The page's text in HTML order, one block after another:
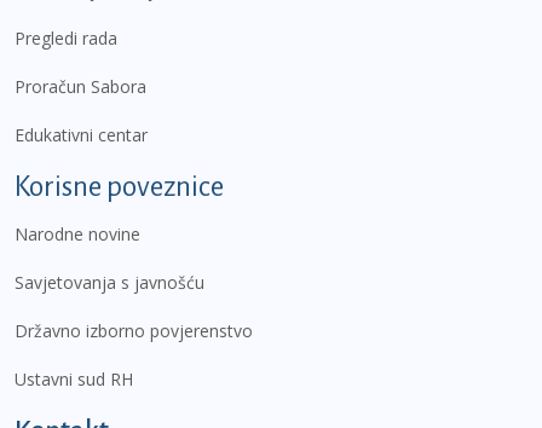
Pregledi rada
Proračun Sabora
Edukativni centar
Korisne poveznice
Narodne novine
Savjetovanja s javnošću
Državno izborno povjerenstvo
Ustavni sud RH